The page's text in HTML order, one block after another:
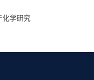
化学研究